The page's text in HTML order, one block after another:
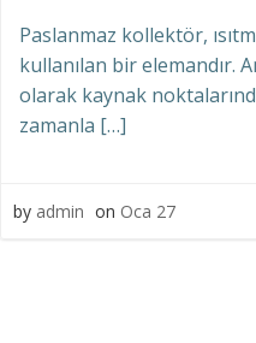
Paslanmaz kollektör,
kullanılan bir elemandır.
olarak kaynak
zamanla […]
by admin on Oca 27